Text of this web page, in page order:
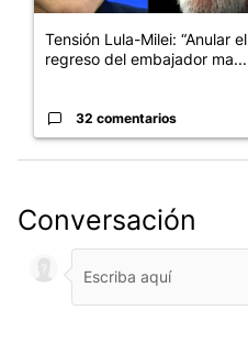
Tensión Lula-Milei: “Anular el
regreso del embajador ma...
32 comentarios
Conversación